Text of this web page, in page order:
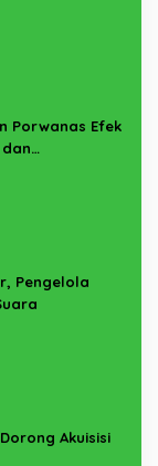
Porwanas Efek
Pengelola
Akuisisi